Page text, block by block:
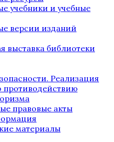
учебники и учебные
версии изданий
выставка библиотеки
Реализация
противодействию
правовые акты
материалы